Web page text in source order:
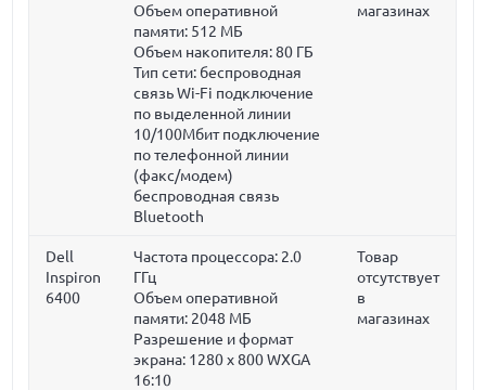
Объем оперативной
памяти: 512 МБ
Объем накопителя:80 ГБ
Тип сети: беспроводная
связь Wi-Fi подключение
по выделенной линии
10/100Мбит подключение
по телефонной линии
(факс/модем)
беспроводная связь
Bluetooth
магазинах
Dell
Inspiron
6400
Частота процессора: 2.0
ГГц
Объем оперативной
памяти: 2048 МБ
Разрешение и формат
экрана: 1280 x 800 WXGA
16:10
Товар
отсутствует
в
магазинах